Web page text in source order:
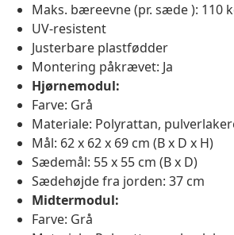
Maks. bæreevne (pr. sæde ): 110
UV-resistent
Justerbare plastfødder
Montering påkrævet: Ja
Hjørnemodul:
Farve: Grå
Materiale: Polyrattan,
Mål: 62 x 62 x 69 cm (B x D x H)
Sædemål: 55 x 55 cm (B x D)
Sædehøjde fra jorden: 37 cm
Midtermodul:
Farve: Grå